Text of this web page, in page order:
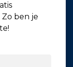
ben je